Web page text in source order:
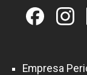
Empresa